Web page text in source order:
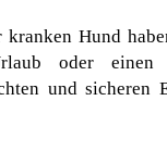
Hund
oder einen
und sicheren